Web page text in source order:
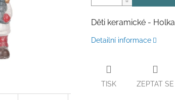
Děti keramické - Holka
Detailní informace
TISK ZEPTAT SE